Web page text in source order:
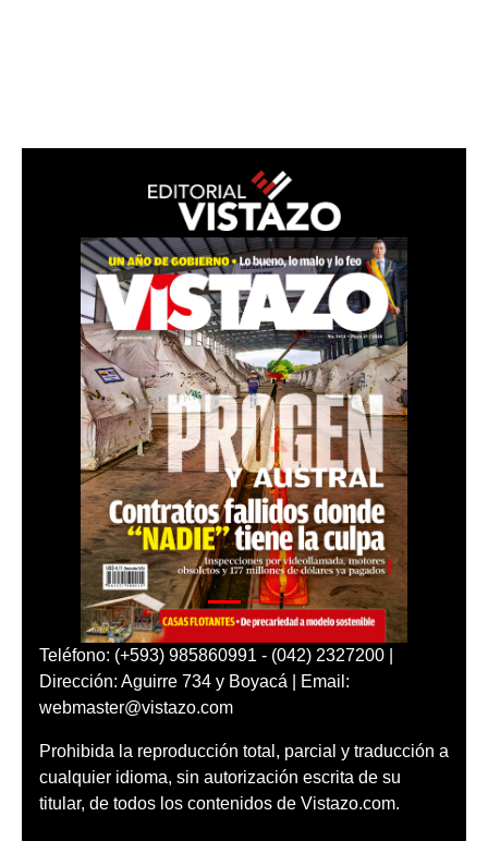
Teléfono: (+593) 985860991 - (042) 2327200 |
Dirección: Aguirre 734 y Boyacá | Email:
webmaster@vistazo.com
Prohibida la reproducción total, parcial y traducción a
cualquier idioma, sin autorización escrita de su
titular, de todos los contenidos de Vistazo.com.